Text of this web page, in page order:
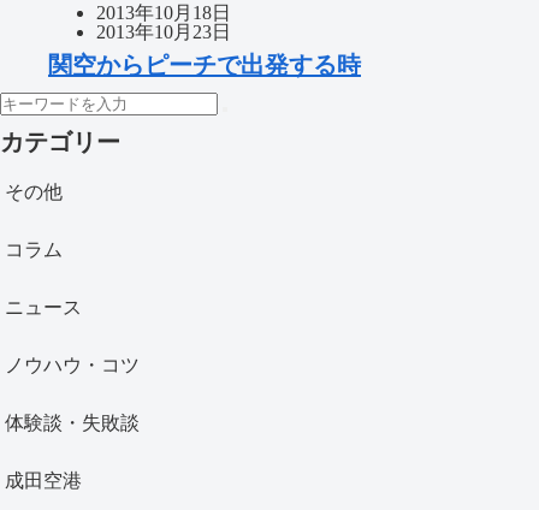
2013年10月18日
2013年10月23日
関空からピーチで出発する時
カテゴリー
その他
コラム
ニュース
ノウハウ・コツ
体験談・失敗談
成田空港